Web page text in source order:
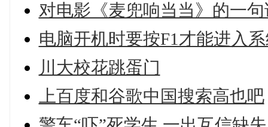
对电影《麦兜响当当》的一
电脑开机时要按F1才能进入
川大校花跳蛋门
上百度和谷歌中国搜索高也吧